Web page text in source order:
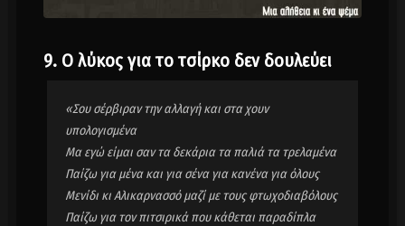
9. Ο λύκος για το τσίρκο δεν δουλεύει
«Σου σέρβιραν την αλλαγή και στα χουν
υπολογισμένα
Μα εγώ είμαι σαν τα δεκάρια τα παλιά τα τρελαμένα
Παίζω για μένα και για σένα για κανένα για όλους
Μενίδι κι Αλικαρνασσό μαζί με τους φτωχοδιαβόλους
Παίζω για τον πιτσιρικά που κάθεται παραδίπλα